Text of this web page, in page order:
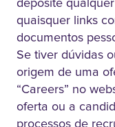
deposite
quaisquer links
documentos
Se tiver dúvidas
origem de uma
“Careers” no
oferta ou a
processos de